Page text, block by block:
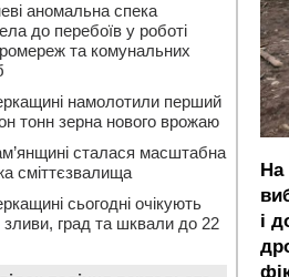
На
і
аномальна спека
до перебоїв у роботі
та комунальних
намолотили перший
тонн зерна нового врожаю
сталася масштабна
сміттєзвалища
сьогодні очікують
зливи, град та шквали до 22